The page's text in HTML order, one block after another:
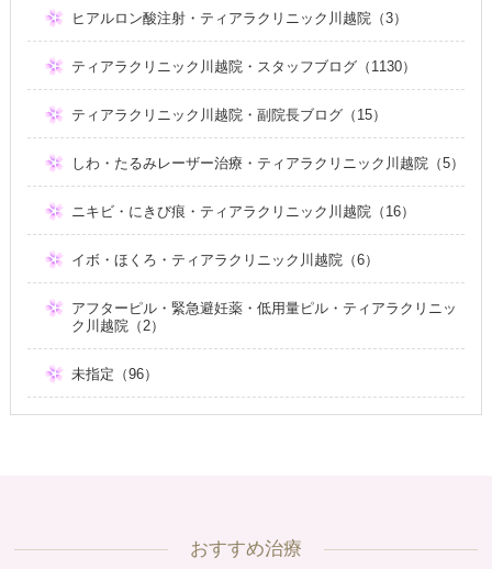
ヒアルロン酸注射・ティアラクリニック川越院（3）
ティアラクリニック川越院・スタッフブログ（1130）
ティアラクリニック川越院・副院長ブログ（15）
しわ・たるみレーザー治療・ティアラクリニック川越院（5）
ニキビ・にきび痕・ティアラクリニック川越院（16）
イボ・ほくろ・ティアラクリニック川越院（6）
アフターピル・緊急避妊薬・低用量ピル・ティアラクリニッ
ク川越院（2）
未指定（96）
おすすめ治療